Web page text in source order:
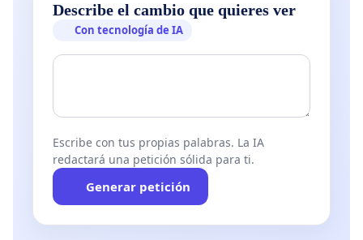
Describe el cambio que quieres ver
Con tecnología de IA
Escribe con tus propias palabras. La IA
redactará una petición sólida para ti.
Generar petición